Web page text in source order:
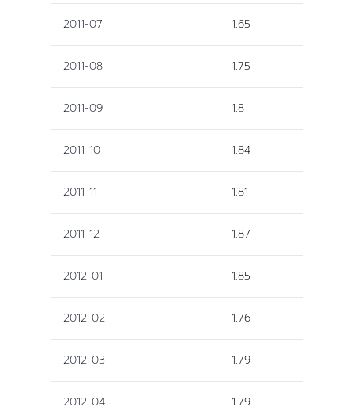
2011-07 1.65
2011-08 1.75
2011-09 1.8
2011-10 1.84
2011-11 1.81
2011-12 1.87
2012-01 1.85
2012-02 1.76
2012-03 1.79
2012-04 1.79